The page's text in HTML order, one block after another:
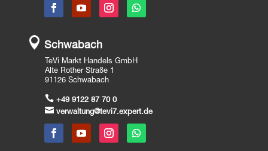
 Schwabach
TeVi Markt Handels GmbH
Alte Rother Straße 1
91126 Schwabach
 +49 9122 87 70 0
 verwaltung@tevi7.expert.de